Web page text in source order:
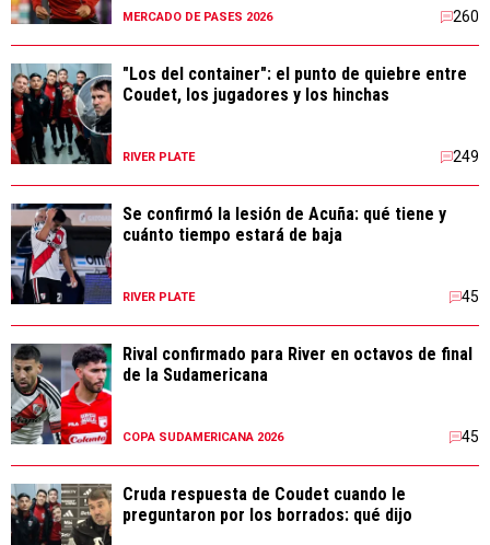
MERCADO DE PASES 2026 260
"Los del container": el punto de quiebre entre
Coudet, los jugadores y los hinchas
RIVER PLATE 249
Se confirmó la lesión de Acuña: qué tiene y
cuánto tiempo estará de baja
RIVER PLATE 45
Rival confirmado para River en octavos de final
de la Sudamericana
COPA SUDAMERICANA 2026 45
Cruda respuesta de Coudet cuando le
preguntaron por los borrados: qué dijo